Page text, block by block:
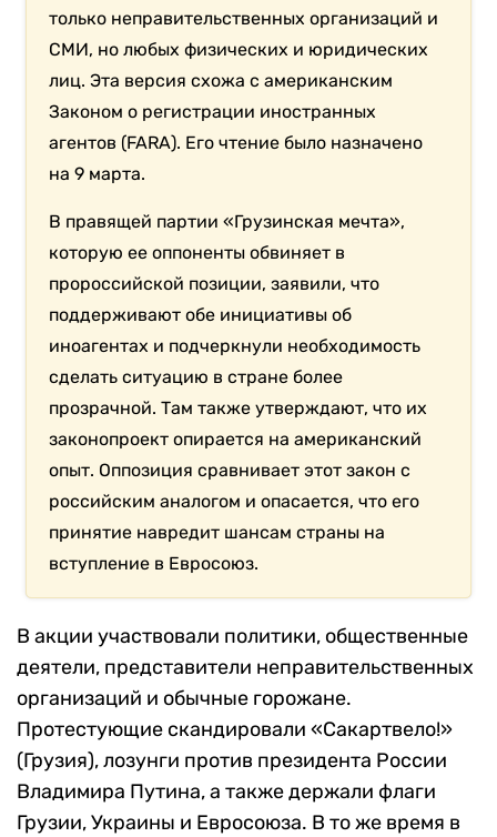
только неправительственных организаций и
СМИ, но любых физических и юридических
лиц. Эта версия схожа с американским
Законом о регистрации иностранных
агентов (FARA). Его чтение было назначено
на 9 марта.
В правящей партии «Грузинская мечта»,
которую ее оппоненты обвиняет в
пророссийской позиции, заявили, что
поддерживают обе инициативы об
иноагентах и подчеркнули необходимость
сделать ситуацию в стране более
прозрачной. Там также утверждают, что их
законопроект опирается на американский
опыт. Оппозиция сравнивает этот закон с
российским аналогом и опасается, что его
принятие навредит шансам страны на
вступление в Евросоюз.
В акции участвовали политики, общественные
деятели, представители неправительственных
организаций и обычные горожане.
Протестующие скандировали «Сакартвело!»
(Грузия), лозунги против президента России
Владимира Путина, а также держали флаги
Грузии, Украины и Евросоюза. В то же время в